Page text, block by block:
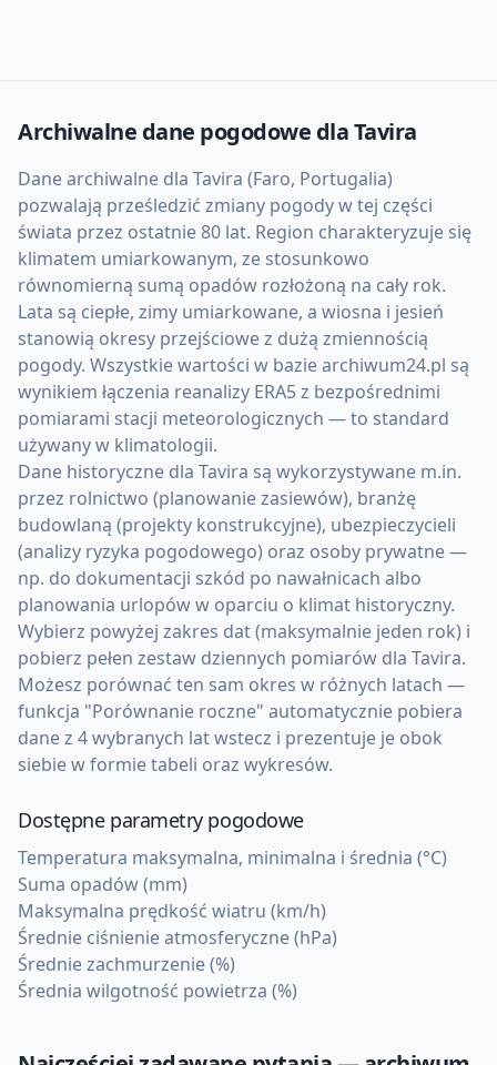
Archiwalne dane pogodowe dlaTavira
Dane archiwalne dla Tavira (Faro, Portugalia)
pozwalają prześledzić zmiany pogody w tej części
świata przez ostatnie 80 lat. Region charakteryzuje się
klimatem umiarkowanym, ze stosunkowo
równomierną sumą opadów rozłożoną na cały rok.
Lata są ciepłe, zimy umiarkowane, a wiosna i jesień
stanowią okresy przejściowe z dużą zmiennością
pogody. Wszystkie wartości w bazie archiwum24.pl są
wynikiem łączenia reanalizy ERA5 z bezpośrednimi
pomiarami stacji meteorologicznych — to standard
używany w klimatologii.
Dane historyczne dla Tavira są wykorzystywane m.in.
przez rolnictwo (planowanie zasiewów), branżę
budowlaną (projekty konstrukcyjne), ubezpieczycieli
(analizy ryzyka pogodowego) oraz osoby prywatne —
np. do dokumentacji szkód po nawałnicach albo
planowania urlopów w oparciu o klimat historyczny.
Wybierz powyżej zakres dat (maksymalnie jeden rok) i
pobierz pełen zestaw dziennych pomiarów dla Tavira.
Możesz porównać ten sam okres w różnych latach —
funkcja "Porównanie roczne" automatycznie pobiera
dane z 4 wybranych lat wstecz i prezentuje je obok
siebie w formie tabeli oraz wykresów.
Dostępne parametry pogodowe
Temperatura maksymalna, minimalna i średnia (°C)
Suma opadów (mm)
Maksymalna prędkość wiatru (km/h)
Średnie ciśnienie atmosferyczne (hPa)
Średnie zachmurzenie (%)
Średnia wilgotność powietrza (%)